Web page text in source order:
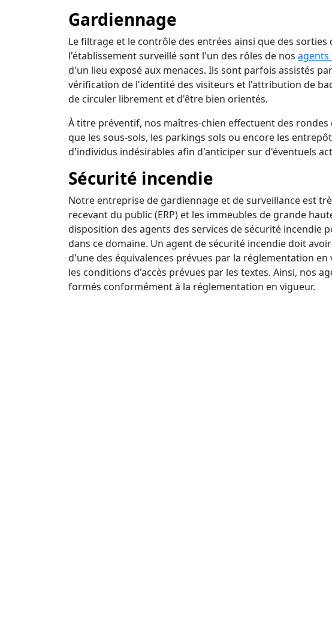
Gardiennage
Le filtrage et le contrôle des entrées ainsi que des
l'établissement surveillé sont l'un des rôles de nos agents
d'un lieu exposé aux menaces. Ils sont parfois assistés
vérification de l'identité des visiteurs et l'attribution de
de circuler librement et d'être bien orientés.
À titre préventif, nos maîtres-chien effectuent des
que les sous-sols, les parkings sols ou encore les
d'individus indésirables afin d'anticiper sur d'éventuels
Sécurité incendie
Notre entreprise de gardiennage et de surveillance est
recevant du public (ERP) et les immeubles de grande
disposition des agents des services de sécurité incendie
dans ce domaine. Un agent de sécurité incendie doit
d'une des équivalences prévues par la réglementation
les conditions d'accès prévues par les textes. Ainsi, nos
formés conformément à la réglementation en vigueur.